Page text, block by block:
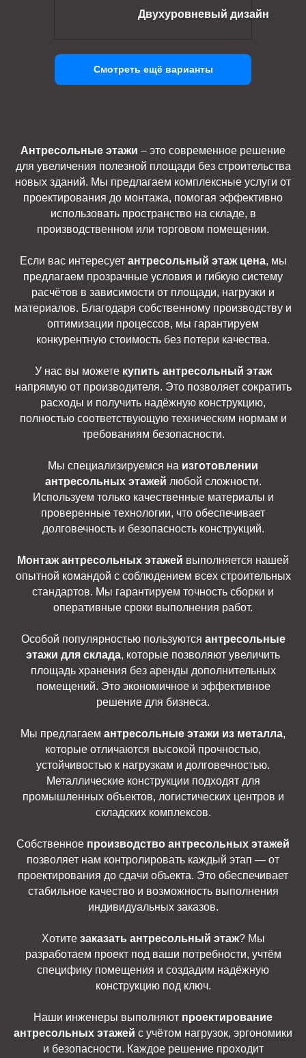
Двухуровневый дизайн
Смотреть ещё варианты
Антресольные этажи – это современное решение
для увеличения полезной площади без строительства
новых зданий. Мы предлагаем комплексные услуги от
проектирования до монтажа, помогая эффективно
использовать пространство на складе, в
производственном или торговом помещении.
Если вас интересует антресольный этаж цена, мы
предлагаем прозрачные условия и гибкую систему
расчётов в зависимости от площади, нагрузки и
материалов. Благодаря собственному производству и
оптимизации процессов, мы гарантируем
конкурентную стоимость без потери качества.
У нас вы можете купить антресольный этаж
напрямую от производителя. Это позволяет сократить
расходы и получить надёжную конструкцию,
полностью соответствующую техническим нормам и
требованиям безопасности.
Мы специализируемся на изготовлении
антресольных этажей любой сложности.
Используем только качественные материалы и
проверенные технологии, что обеспечивает
долговечность и безопасность конструкций.
Монтаж антресольных этажей выполняется нашей
опытной командой с соблюдением всех строительных
стандартов. Мы гарантируем точность сборки и
оперативные сроки выполнения работ.
Особой популярностью пользуются антресольные
этажи для склада, которые позволяют увеличить
площадь хранения без аренды дополнительных
помещений. Это экономичное и эффективное
решение для бизнеса.
Мы предлагаем антресольные этажи из металла,
которые отличаются высокой прочностью,
устойчивостью к нагрузкам и долговечностью.
Металлические конструкции подходят для
промышленных объектов, логистических центров и
складских комплексов.
Собственное производство антресольных этажей
позволяет нам контролировать каждый этап — от
проектирования до сдачи объекта. Это обеспечивает
стабильное качество и возможность выполнения
индивидуальных заказов.
Хотите заказать антресольный этаж? Мы
разработаем проект под ваши потребности, учтём
специфику помещения и создадим надёжную
конструкцию под ключ.
Наши инженеры выполняют проектирование
антресольных этажей с учётом нагрузок, эргономики
и безопасности. Каждое решение проходит